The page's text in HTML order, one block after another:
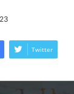
Twitter